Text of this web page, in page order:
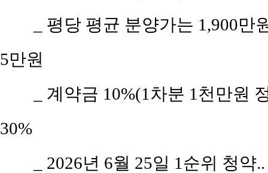
_ 평당 평균 분양가는 1,900
5만원
_ 계약금 10%(1차분 1천만원
30%
_ 2026년 6월 25일 1순위 청